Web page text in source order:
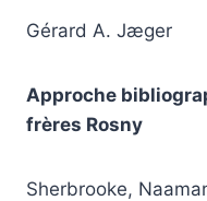
Gérard A. Jæger
Approche
frères Rosny
Sherbrooke,